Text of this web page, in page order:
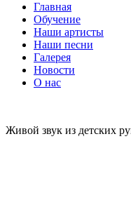
Главная
Обучение
Наши артисты
Наши песни
Галерея
Новости
О нас
Живой звук из детских